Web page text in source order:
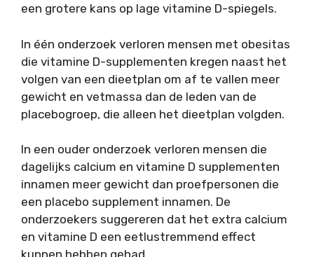
een grotere kans op lage vitamine D-spiegels.
In één onderzoek verloren mensen met obesitas
die vitamine D-supplementen kregen naast het
volgen van een dieetplan om af te vallen meer
gewicht en vetmassa dan de leden van de
placebogroep, die alleen het dieetplan volgden.
In een ouder onderzoek verloren mensen die
dagelijks calcium en vitamine D supplementen
innamen meer gewicht dan proefpersonen die
een placebo supplement innamen. De
onderzoekers suggereren dat het extra calcium
en vitamine D een eetlustremmend effect